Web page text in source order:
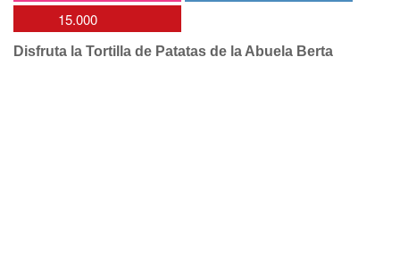
15.000
Disfruta la Tortilla de Patatas de la Abuela Berta